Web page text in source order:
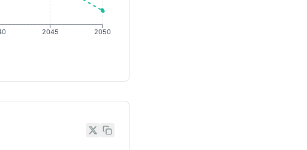
2045 2050